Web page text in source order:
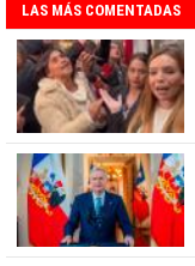
LAS MÁS COMENTADAS